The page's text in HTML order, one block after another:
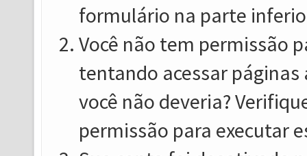
formulário na parte
Você não tem permissão
tentando acessar
você não deveria?
permissão para executar